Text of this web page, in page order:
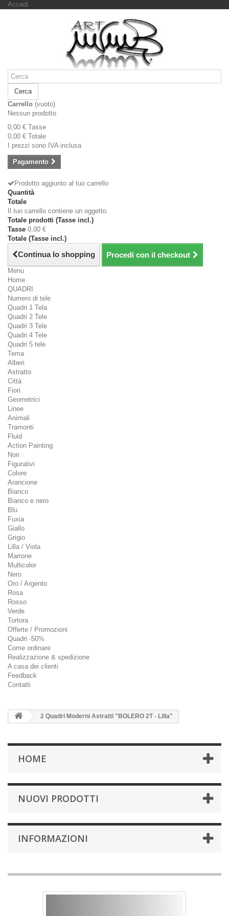
Accedi
Cerca
Carrello (vuoto)
Nessun prodotto
0,00 € Tasse
0,00 € Totale
I prezzi sono IVA inclusa
Pagamento
Prodotto aggiunto al tuo carrello
Quantità
Totale
Il tuo carrello contiene un oggetto.
Totale prodotti (Tasse incl.)
Tasse 0,00 €
Totale (Tasse incl.)
Continua lo shopping Procedi con il checkout
Menu
Home
QUADRI
Numero di tele
Quadri 1 Tela
Quadri 2 Tele
Quadri 3 Tele
Quadri 4 Tele
Quadri 5 tele
Tema
Alberi
Astratto
Città
Fiori
Geometrici
Linee
Animali
Tramonti
Fluid
Action Painting
Noir
Figurativi
Colore
Arancione
Bianco
Bianco e nero
Blu
Fuxia
Giallo
Grigio
Lilla / Viola
Marrone
Multicolor
Nero
Oro / Argento
Rosa
Rosso
Verde
Tortora
Offerte / Promozioni
Quadri -50%
Come ordinare
Realizzazione & spedizione
A casa dei clienti
Feedback
Contatti
2 Quadri Moderni Astratti "BOLERO 2T - Lilla"
HOME
NUOVI PRODOTTI
INFORMAZIONI